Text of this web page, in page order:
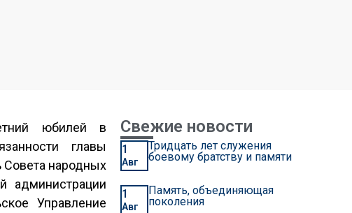
юбилей в
главы
Совета народных
администрации
Управление
Свежие новости
1
Авг
Тридцать лет служения
боевому братству и памяти
1
Авг
Память, объединяющая
поколения